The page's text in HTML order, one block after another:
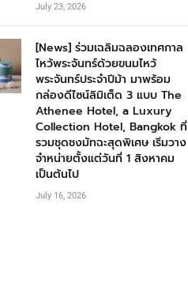
July 23, 2026
[News] ร่วมเฉลิมฉลองเทศกาล
ไหว้พระจันทร์ด้วยขนมไหว้
พระจันทร์ประจำปีม้า มาพร้อม
กล่องดีไซน์ลิมิเต็ด 3 แบบ The
Athenee Hotel, a Luxury
Collection Hotel, Bangkok ที่
รวมชุดชงมัทฉะสุดพิเศษ เริ่มวาง
จำหน่ายตั้งแต่วันที่ 1 สิงหาคม
เป็นต้นไป
July 16, 2026